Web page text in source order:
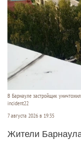
В Барнауле застройщик
incident22
7 августа 2026 в 19:35
Жители